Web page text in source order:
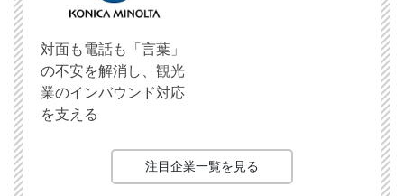
対面も電話も「言葉」
の不安を解消し、観光
業のインバウンド対応
を支える
注目企業一覧を見る